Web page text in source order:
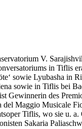
V.
in Tiflis
sowie Lyubasha in
sowie in Tiflis bei
Gewinnerin des
Maggio Musicale
Tiflis, wo sie u.
Sakaria